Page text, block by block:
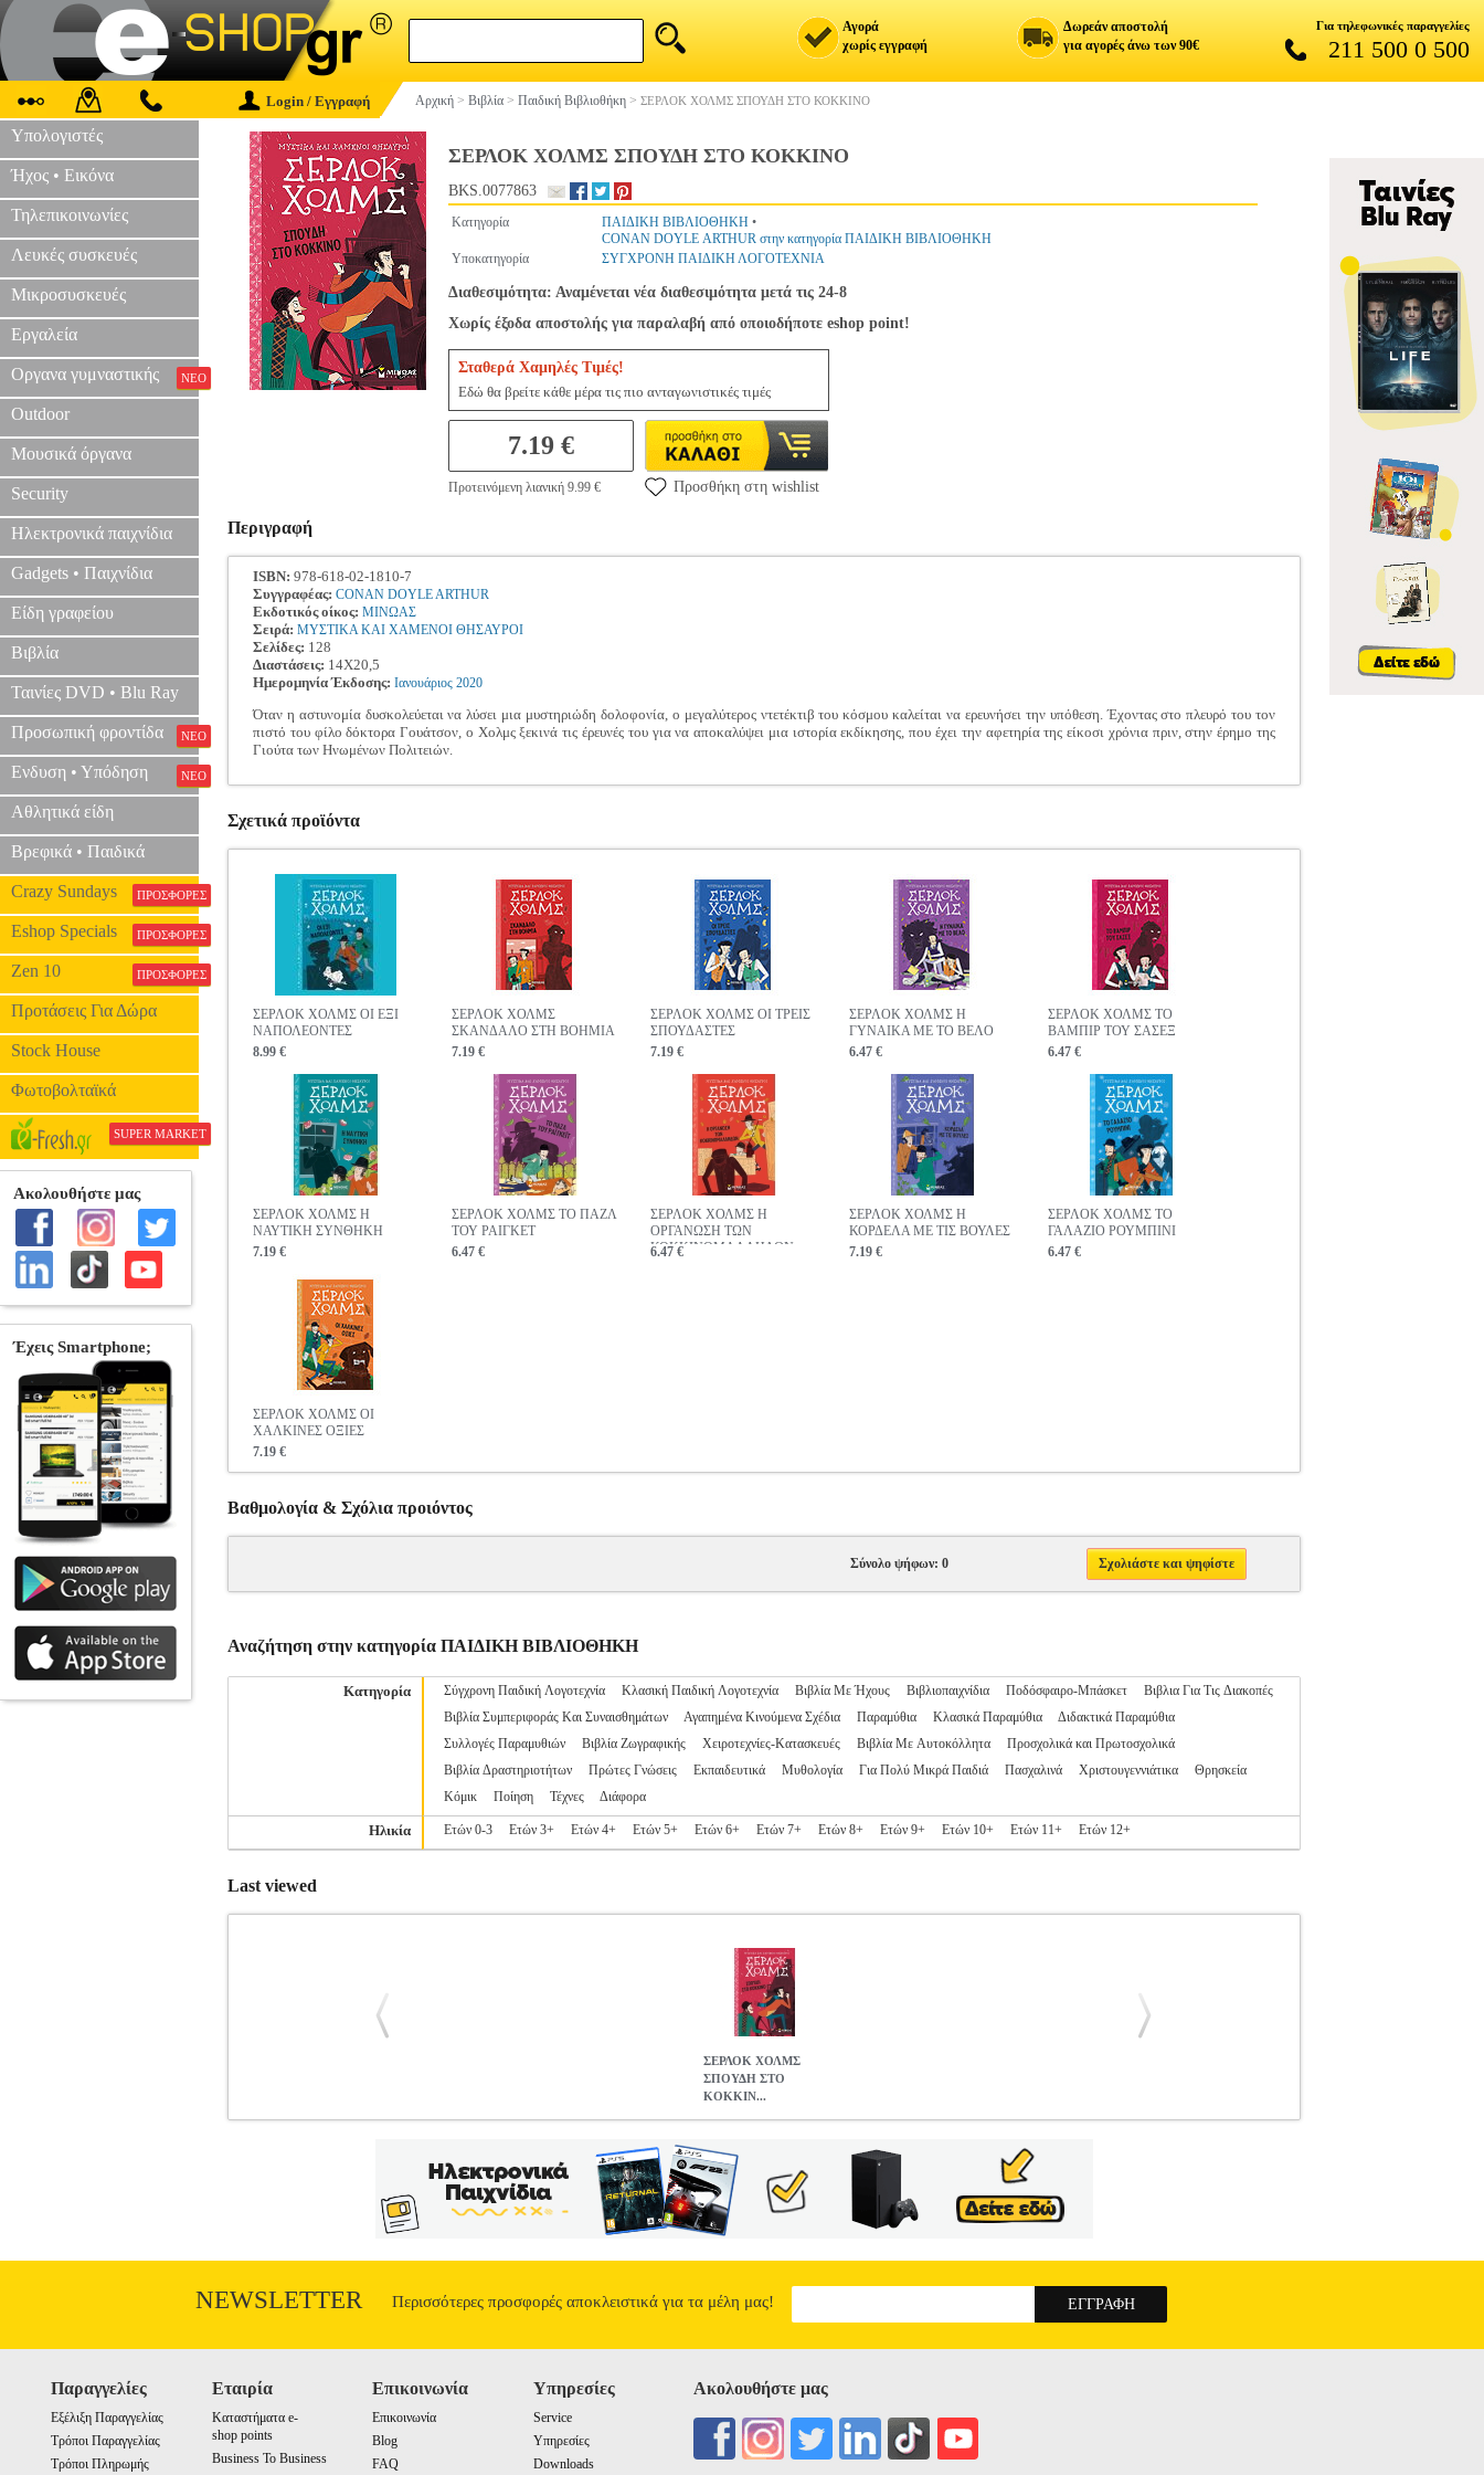
Αγορά
χωρίς εγγραφή
Δωρεάν αποστολή
για αγορές άνω των 90€
Για τηλεφωνικές παραγγελίες
211 500 0 500
Login / Εγγραφή Αρχική > Βιβλία > Παιδική Βιβλιοθήκη > ΣΕΡΛΟΚ ΧΟΛΜΣ ΣΠΟΥΔΗ ΣΤΟ ΚΟΚΚΙΝΟ
Υπολογιστές
Ήχος • Εικόνα
Τηλεπικοινωνίες
Λευκές συσκευές
Μικροσυσκευές
Εργαλεία
Οργανα γυμναστικής ΝΕΟ
Outdoor
Μουσικά όργανα
Security
Ηλεκτρονικά παιχνίδια
Gadgets • Παιχνίδια
Είδη γραφείου
Βιβλία
Ταινίες DVD • Blu Ray
Προσωπική φροντίδα ΝΕΟ
Ενδυση • Υπόδηση ΝΕΟ
Αθλητικά είδη
Βρεφικά • Παιδικά
Crazy Sundays ΠΡΟΣΦΟΡΕΣ
Eshop Specials ΠΡΟΣΦΟΡΕΣ
Zen 10 ΠΡΟΣΦΟΡΕΣ
Προτάσεις Για Δώρα
Stock House
Φωτοβολταϊκά
SUPER MARKET
ΣΕΡΛΟΚ ΧΟΛΜΣ ΣΠΟΥΔΗ ΣΤΟ ΚΟΚΚΙΝΟ
BKS.0077863
Κατηγορία ΠΑΙΔΙΚΗ ΒΙΒΛΙΟΘΗΚΗ •
CONAN DOYLE ARTHUR στην κατηγορία ΠΑΙΔΙΚΗ ΒΙΒΛΙΟΘΗΚΗ
Υποκατηγορία
ΣΥΓΧΡΟΝΗ ΠΑΙΔΙΚΗ ΛΟΓΟΤΕΧΝΙΑ
Διαθεσιμότητα: Αναμένεται νέα διαθεσιμότητα μετά τις 24-8
Χωρίς έξοδα αποστολής για παραλαβή από οποιοδήποτε eshop point!
Σταθερά Χαμηλές Τιμές!
Εδώ θα βρείτε κάθε μέρα τις πιο ανταγωνιστικές τιμές
7.19 €
Προτεινόμενη λιανική 9.99 € Προσθήκη στη wishlist
Περιγραφή
ISBN: 978-618-02-1810-7
Συγγραφέας: CONAN DOYLE ARTHUR
Εκδοτικός οίκος: ΜΙΝΩΑΣ
Σειρά: ΜΥΣΤΙΚΑ ΚΑΙ ΧΑΜΕΝΟΙ ΘΗΣΑΥΡΟΙ
Σελίδες: 128
Διαστάσεις: 14Χ20,5
Ημερομηνία Έκδοσης: Ιανουάριος 2020
Όταν η αστυνομία δυσκολεύεται να λύσει μια μυστηριώδη δολοφονία, ο μεγαλύτερος ντετέκτιβ του κόσμου καλείται να ερευνήσει την υπόθεση. Έχοντας στο πλευρό του τον
πιστό του φίλο δόκτορα Γουάτσον, ο Χολμς ξεκινά τις έρευνές του για να αποκαλύψει μια ιστορία εκδίκησης, που έχει την αφετηρία της είκοσι χρόνια πριν, στην έρημο της
Γιούτα των Ηνωμένων Πολιτειών.
Σχετικά προϊόντα
ΣΕΡΛΟΚ ΧΟΛΜΣ ΟΙ ΕΞΙ
ΝΑΠΟΛΕΟΝΤΕΣ
8.99 €
ΣΕΡΛΟΚ ΧΟΛΜΣ
ΣΚΑΝΔΑΛΟ ΣΤΗ ΒΟΗΜΙΑ
7.19 €
ΣΕΡΛΟΚ ΧΟΛΜΣ ΟΙ ΤΡΕΙΣ
ΣΠΟΥΔΑΣΤΕΣ
7.19 €
ΣΕΡΛΟΚ ΧΟΛΜΣ Η
ΓΥΝΑΙΚΑ ΜΕ ΤΟ ΒΕΛΟ
6.47 €
ΣΕΡΛΟΚ ΧΟΛΜΣ ΤΟ
ΒΑΜΠΙΡ ΤΟΥ ΣΑΣΕΞ
6.47 €
ΣΕΡΛΟΚ ΧΟΛΜΣ Η
ΝΑΥΤΙΚΗ ΣΥΝΘΗΚΗ
7.19 €
ΣΕΡΛΟΚ ΧΟΛΜΣ ΤΟ ΠΑΖΛ
ΤΟΥ ΡΑΙΓΚΕΤ
6.47 €
ΣΕΡΛΟΚ ΧΟΛΜΣ Η
ΟΡΓΑΝΩΣΗ ΤΩΝ
ΚΟΚΚΙΝΟΜΑΛΛΗΔΩΝ
6.47 €
ΣΕΡΛΟΚ ΧΟΛΜΣ Η
ΚΟΡΔΕΛΑ ΜΕ ΤΙΣ ΒΟΥΛΕΣ
7.19 €
ΣΕΡΛΟΚ ΧΟΛΜΣ ΤΟ
ΓΑΛΑΖΙΟ ΡΟΥΜΠΙΝΙ
6.47 €
ΣΕΡΛΟΚ ΧΟΛΜΣ ΟΙ
ΧΑΛΚΙΝΕΣ ΟΞΙΕΣ
7.19 €
Βαθμολογία & Σχόλια προιόντος
Σύνολο ψήφων: 0 Σχολιάστε και ψηφίστε
Αναζήτηση στην κατηγορία ΠΑΙΔΙΚΗ ΒΙΒΛΙΟΘΗΚΗ
Κατηγορία Σύγχρονη Παιδική Λογοτεχνία Κλασική Παιδική Λογοτεχνία Βιβλία Με Ήχους Βιβλιοπαιχνίδια Ποδόσφαιρο-Μπάσκετ
Βιβλια Για Τις Διακοπές
Βιβλία Συμπεριφοράς Και Συναισθημάτων
Αγαπημένα Κινούμενα Σχέδια Παραμύθια Κλασικά Παραμύθια
Διδακτικά Παραμύθια
Συλλογές Παραμυθιών
Βιβλία Ζωγραφικής Χειροτεχνίες-Κατασκευές Βιβλία Με Αυτοκόλλητα
Προσχολικά και Πρωτοσχολικά
Βιβλία Δραστηριοτήτων
Πρώτες Γνώσεις Εκπαιδευτικά Μυθολογία Για Πολύ Μικρά Παιδιά Πασχαλινά Χριστουγεννιάτικα
Θρησκεία
Κόμικ
Ποίηση Τέχνες Διάφορα
Ηλικία Ετών 0-3 Ετών 3+ Ετών 4+ Ετών 5+ Ετών 6+ Ετών 7+ Ετών 8+ Ετών 9+ Ετών 10+ Ετών 11+ Ετών 12+
Last viewed
ΣΕΡΛΟΚ ΧΟΛΜΣ
ΣΠΟΥΔΗ ΣΤΟ
ΚΟΚΚΙΝ...
Κατηγορία: ΠΑΙΔΙΚΗ ΒΙΒΛΙΟΘΗΚΗ •CONAN DOYLE ARTHUR στην κατηγορία ΠΑΙΔΙΚΗ ΒΙΒΛΙΟΘΗΚΗ ISBN: 978-618-02-1810-7
Συγγραφέας: CONAN DOYLE ARTHUR Εκδοτικός οίκος: ΜΙΝΩΑΣ Σειρά: ΜΥΣΤΙΚΑ ΚΑΙ ΧΑΜΕΝΟΙ ΘΗΣΑΥΡΟΙ Σελίδες: 128 Διαστάσεις: 14Χ20, 5
Ημερομηνία Έκδοσης: Ιανουάριος 2020 Όταν η αστυνομία δυσκολεύεται να λύσει μια μυστηριώδη δολοφονία, ο μεγαλύτερος ντετέκτιβ του κόσμου καλείται
να ερευνήσει την υπόθεση. Έχοντας στο πλευρό του τον πιστό του φίλο δόκτορα Γουάτσον, ο Χολμς ξεκινά τις έρευνές του για να αποκαλύψει μια ιστορία
εκδίκησης, που έχει την αφετηρία της είκοσι χρόνια πριν, στην έρημο της Γιούτα των Ηνωμένων Πολιτειών.ΣΕΡΛΟΚ ΧΟΛΜΣ ΣΠΟΥΔΗ ΣΤΟ ΚΟΚΚΙΝΟ
NEWSLETTER Περισσότερες προσφορές αποκλειστικά για τα μέλη μας!
Παραγγελίες
Εξέλιξη Παραγγελίας
Τρόποι Παραγγελίας
Τρόποι Πληρωμής
Εταιρία
Καταστήματα e-
shop points
Business To Business
Επικοινωνία
Επικοινωνία
Blog
FAQ
Υπηρεσίες
Service
Υπηρεσίες
Downloads
Ακολουθήστε μας